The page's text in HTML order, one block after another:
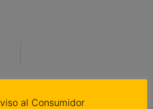
al Consumidor